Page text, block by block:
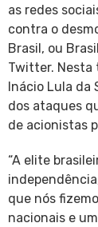
as redes
contra o
Brasil, ou
Twitter.
Inácio Lula
dos ataques
de acionistas
“A elite
que nós
nacionais e